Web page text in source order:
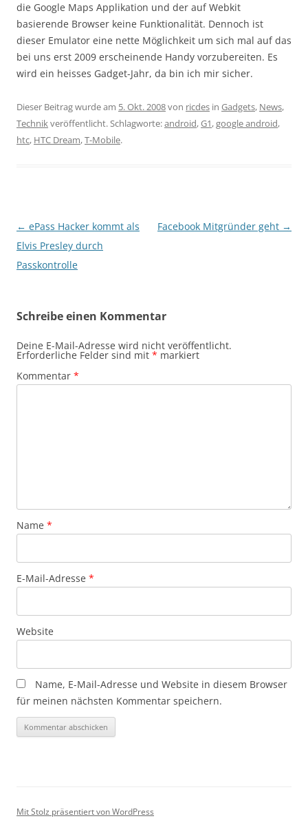
die Google Maps Applikation und der auf Webkit
basierende Browser keine Funktionalität. Dennoch ist
dieser Emulator eine nette Möglichkeit um sich mal auf das
bei uns erst 2009 erscheinende Handy vorzubereiten. Es
wird ein heisses Gadget-Jahr, da bin ich mir sicher.
Dieser Beitrag wurde am 5. Okt. 2008von ricdes in Gadgets, News,
Technikveröffentlicht. Schlagworte:android,G1,google android,
htc, HTC Dream,T-Mobile.
Beitragsnavigation
← ePass Hacker kommt als
Elvis Presley durch
Passkontrolle
Facebook Mitgründer geht →
Schreibe einen Kommentar
Deine E-Mail-Adresse wird nicht veröffentlicht.
Erforderliche Felder sind mit * markiert
Kommentar *
Name *
E-Mail-Adresse *
Website
Name, E-Mail-Adresse und Website in diesem Browser
für meinen nächsten Kommentar speichern.
Mit Stolz präsentiert von WordPress